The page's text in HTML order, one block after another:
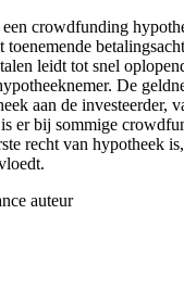
crowdfunding
leidt tot snel
De
aan de investeerder,
er bij sommige
recht van hypotheek
auteur